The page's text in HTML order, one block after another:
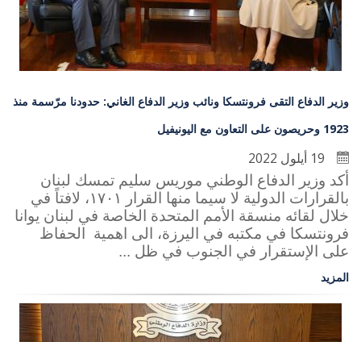
وزير الدفاع التقى فرونتسكا ونائب وزير الدفاع الغاني: حدودنا مرّسمة منذ
1923 وحريصون على التعاون مع اليونيفيل
أكد وزير الدفاع الوطني موريس سليم تمسك لبنان
بالقرارات الدولية لا سيما منها القرار ١٧٠١، لافتاً في
خلال لقائه منسقة الأمم المتحدة الخاصة في لبنان يوانا
فرونتسكا في مكتبه في اليرزة، الى اهمية الحفاظ
على الإستقرار في الجنوب في ظل ...
المزيد